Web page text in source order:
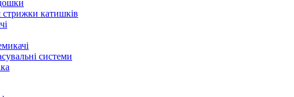
катишків
системи